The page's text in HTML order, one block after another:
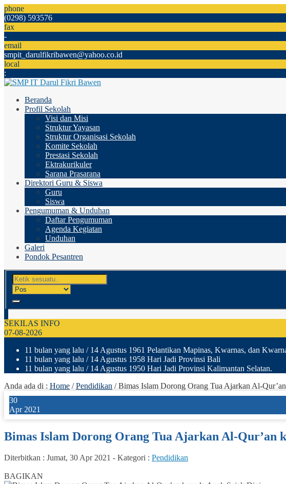
phone
(0298) 593576
fax
-
email
smpit_darulfikribawen@yahoo.co.id
local
:
Beranda
Profil Sekolah
Visi dan Misi
Struktur Yayasan
Struktur Organisasi Sekolah
Komite Sekolah
Prestasi Sekolah
Ektrakurikuler
Sarana Prasarana
Direktori Guru & Siswa
Guru
Siswa
Pengumuman & Unduhan
Daftar Pengumuman
Agenda Kegiatan
Unduhan
Galeri
Pondok Pesantren
SEKILAS INFO
07-08-2026
11 bulan yang lalu / 14 Agustus 1961 Pelantikan Mapinas, Kwarnas, dan
11 bulan yang lalu / 14 Agustus 1958 Hari Jadi Provinsi Bali
11 bulan yang lalu / 14 Agustus 1950 Hari Jadi Provinsi Kalimantan Selatan.
Anda ada di : Home /Pendidikan /Bimas Islam Dorong Orang Tua Ajarkan Al-
30
Apr 2021
Bimas Islam Dorong Orang Tua Ajarkan Al-Qur’an
Diterbitkan : Jumat, 30 Apr 2021 - Kategori : Pendidikan
BAGIKAN